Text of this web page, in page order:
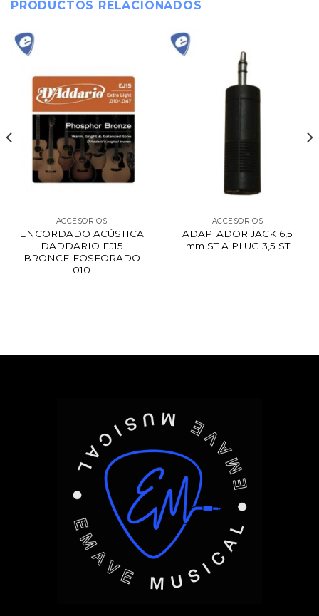
PRODUCTOS RELACIONADOS
ACCESORIOS
ENCORDADO ACÚSTICA
DADDARIO EJ15
BRONCE FOSFORADO
010
ACCESORIOS
ADAPTADOR JACK 6,5
mm ST A PLUG 3,5 ST